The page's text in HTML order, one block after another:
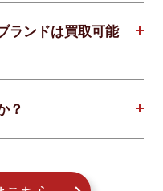
ランドは買取可能
？